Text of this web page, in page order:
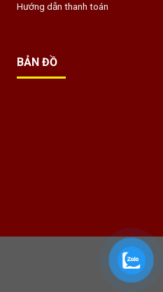
Hướng dẫn thanh toán
BẢN ĐỒ